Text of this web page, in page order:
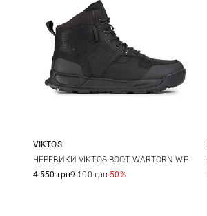
8 9 9,5 10
VIKTOS
ЧЕРЕВИКИ VIKTOS BOOT WARTORN WP
4 550 грн9 100 грн-50%